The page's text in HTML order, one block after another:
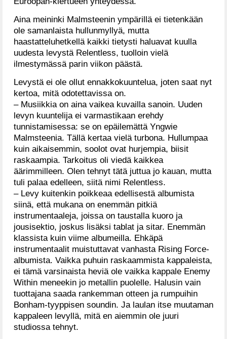
Aina meininki Malmsteenin ympärillä ei tietenkään
ole samanlaista hullunmyllyä, mutta
haastatteluhetkellä kaikki tietysti haluavat kuulla
uudesta levystä Relentless, tuolloin vielä
ilmestymässä parin viikon päästä.
Levystä ei ole ollut ennakkokuuntelua, joten saat nyt
kertoa, mitä odotettavissa on.
– Musiikkia on aina vaikea kuvailla sanoin. Uuden
levyn kuuntelija ei varmastikaan erehdy
tunnistamisessa: se on epäilemättä Yngwie
Malmsteenia. Tällä kertaa vielä turbona. Hullumpaa
kuin aikaisemmin, soolot ovat hurjempia, biisit
raskaampia. Tarkoitus oli viedä kaikkea
äärimmilleen. Olen tehnyt tätä juttua jo kauan, mutta
tuli palaa edelleen, siitä nimi Relentless.
– Levy kuitenkin poikkeaa edellisestä albumista
siinä, että mukana on enemmän pitkiä
instrumentaaleja, joissa on taustalla kuoro ja
jousisektio, joskus lisäksi tablat ja sitar. Enemmän
klassista kuin viime albumeilla. Ehkäpä
instrumentaalit muistuttavat vanhasta Rising Force-
albumista. Vaikka puhuin raskaammista kappaleista,
ei tämä varsinaista heviä ole vaikka kappale Enemy
Within meneekin jo metallin puolelle. Halusin vain
tuottajana saada rankemman otteen ja rumpuihin
Bonham-tyyppisen soundin. Ja laulan itse muutaman
kappaleen levyllä, mitä en aiemmin ole juuri
studiossa tehnyt.